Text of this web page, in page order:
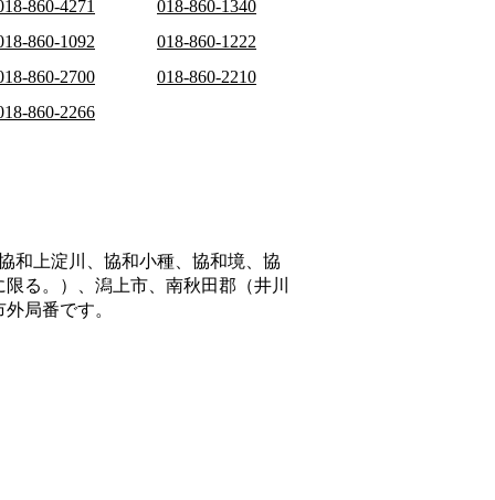
860-4271
018-860-1340
860-1092
018-860-1222
860-2700
018-860-2210
860-2266
和上淀川、協和小種、協和境、協
る。）、潟上市、南秋田郡（井川
局番です。